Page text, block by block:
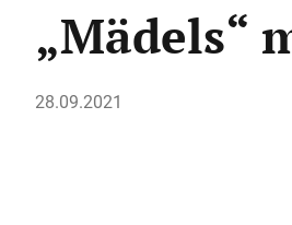
„Mädels“
28.09.2021